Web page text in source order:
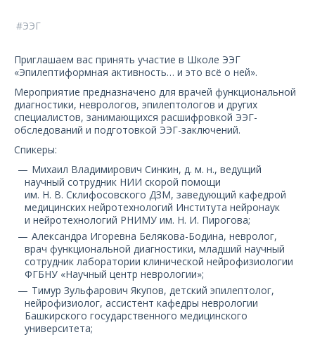
О компании
Карьера
ЭЭГ
Приглашаем вас принять участие в Школе ЭЭГ
«Эпилептиформная активность… и это всё о ней».
Мероприятие предназначено для врачей функциональной
диагностики, неврологов, эпилептологов и других
специалистов, занимающихся расшифровкой ЭЭГ-
обследований и подготовкой ЭЭГ-заключений.
Спикеры:
Михаил Владимирович Синкин, д. м. н., ведущий
научный сотрудник НИИ скорой помощи
им. Н. В. Склифосовского ДЗМ, заведующий кафедрой
медицинских нейротехнологий Института нейронаук
и нейротехнологий РНИМУ им. Н. И. Пирогова;
Александра Игоревна Белякова-Бодина, невролог,
врач функциональной диагностики, младший научный
сотрудник лаборатории клинической нейрофизиологии
ФГБНУ «Научный центр неврологии»;
Тимур Зульфарович Якупов, детский эпилептолог,
нейрофизиолог, ассистент кафедры неврологии
Башкирского государственного медицинского
университета;